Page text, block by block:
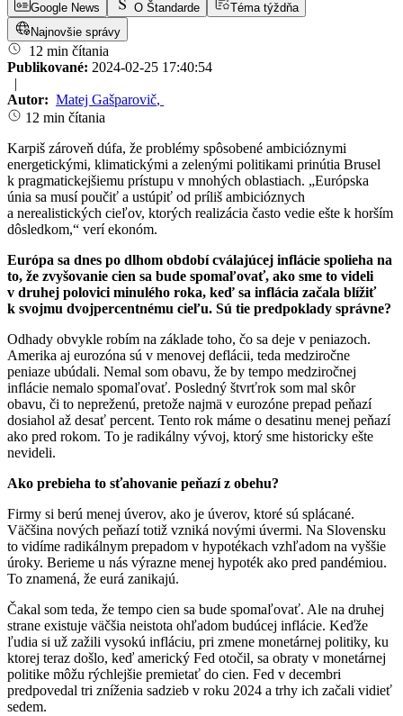
Google News O Štandarde
Téma týždňa
Najnovšie správy
12 min čítania
Publikované: 2024-02-25 17:40:54
|
Autor: Matej Gašparovič,
12 min čítania
Karpiš zároveň dúfa, že problémy spôsobené ambicióznymi
energetickými, klimatickými a zelenými politikami prinútia Brusel
k pragmatickejšiemu prístupu v mnohých oblastiach. „Európska
únia sa musí poučiť a ustúpiť od príliš ambicióznych
a nerealistických cieľov, ktorých realizácia často vedie ešte k horším
dôsledkom,“ verí ekonóm.
Európa sa dnes po dlhom období cválajúcej inflácie spolieha na
to, že zvyšovanie cien sa bude spomaľovať, ako sme to videli
v druhej polovici minulého roka, keď sa inflácia začala blížiť
k svojmu dvojpercentnému cieľu. Sú tie predpoklady správne?
Odhady obvykle robím na základe toho, čo sa deje v peniazoch.
Amerika aj eurozóna sú v menovej deflácii, teda medziročne
peniaze ubúdali. Nemal som obavu, že by tempo medziročnej
inflácie nemalo spomaľovať. Posledný štvrťrok som mal skôr
obavu, či to nepreženú, pretože najmä v eurozóne prepad peňazí
dosiahol až desať percent. Tento rok máme o desatinu menej peňazí
ako pred rokom. To je radikálny vývoj, ktorý sme historicky ešte
nevideli.
Ako prebieha to sťahovanie peňazí z obehu?
Firmy si berú menej úverov, ako je úverov, ktoré sú splácané.
Väčšina nových peňazí totiž vzniká novými úvermi. Na Slovensku
to vidíme radikálnym prepadom v hypotékach vzhľadom na vyššie
úroky. Berieme u nás výrazne menej hypoték ako pred pandémiou.
To znamená, že eurá zanikajú.
Čakal som teda, že tempo cien sa bude spomaľovať. Ale na druhej
strane existuje väčšia neistota ohľadom budúcej inflácie. Keďže
ľudia si už zažili vysokú infláciu, pri zmene monetárnej politiky, ku
ktorej teraz došlo, keď americký Fed otočil, sa obraty v monetárnej
politike môžu rýchlejšie premietať do cien. Fed v decembri
predpovedal tri zníženia sadzieb v roku 2024 a trhy ich začali vidieť
sedem.